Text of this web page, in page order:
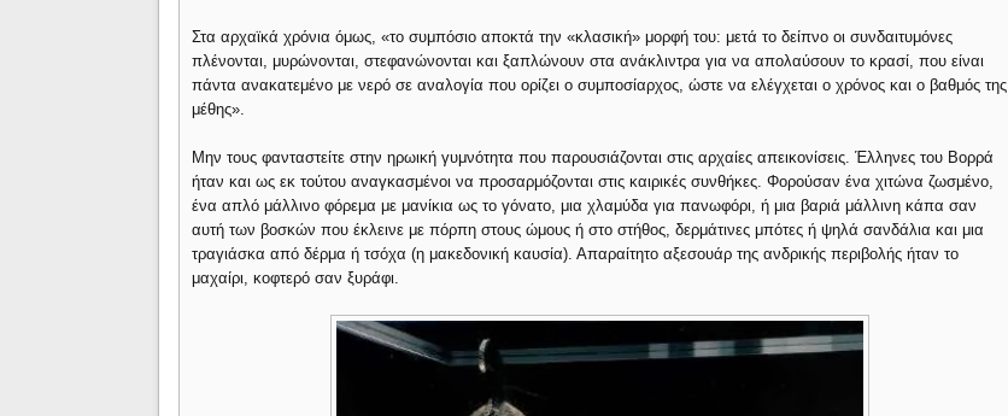
Στα αρχαϊκά χρόνια όμως, «το συμπόσιο αποκτά την «κλασική» μορφή του: μετά το δείπνο οι συνδαιτυμόνες
πλένονται, μυρώνονται, στεφανώνονται και ξαπλώνουν στα ανάκλιντρα για να απολαύσουν το κρασί, που είναι
πάντα ανακατεμένο με νερό σε αναλογία που ορίζει ο συμποσίαρχος, ώστε να ελέγχεται ο χρόνος και ο βαθμός της
μέθης».
Μην τους φανταστείτε στην ηρωική γυμνότητα που παρουσιάζονται στις αρχαίες απεικονίσεις. Έλληνες του Βορρά
ήταν και ως εκ τούτου αναγκασμένοι να προσαρμόζονται στις καιρικές συνθήκες. Φορούσαν ένα χιτώνα ζωσμένο,
ένα απλό μάλλινο φόρεμα με μανίκια ως το γόνατο, μια χλαμύδα για πανωφόρι, ή μια βαριά μάλλινη κάπα σαν
αυτή των βοσκών που έκλεινε με πόρπη στους ώμους ή στο στήθος, δερμάτινες μπότες ή ψηλά σανδάλια και μια
τραγιάσκα από δέρμα ή τσόχα (η μακεδονική καυσία). Απαραίτητο αξεσουάρ της ανδρικής περιβολής ήταν το
μαχαίρι, κοφτερό σαν ξυράφι.